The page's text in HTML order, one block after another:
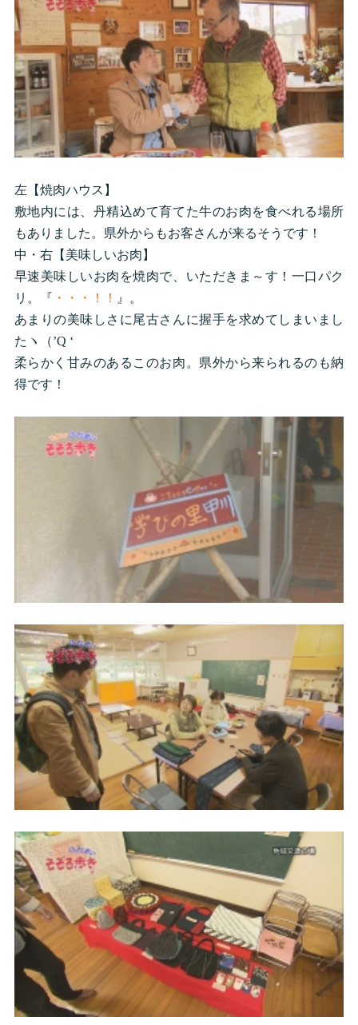
左【焼肉ハウス】
敷地内には、丹精込めて育てた牛のお肉を食べれる場所
もありました。県外からもお客さんが来るそうです！
中・右【美味しいお肉】
早速美味しいお肉を焼肉で、いただきま～す！一口パク
リ。『 ・・・！！
』。
あまりの美味しさに尾古さんに握手を求めてしまいまし
たヽ（’Q ‘ ゞ
柔らかく甘みのあるこのお肉。県外から来られるのも納
得です！